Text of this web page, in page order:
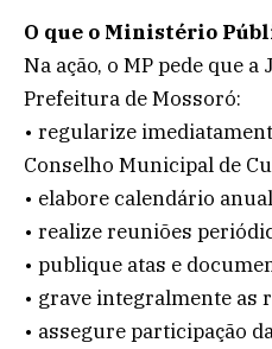
O que o Ministério
Na ação, o MP pede que
Prefeitura de Mossoró:
• regularize
Conselho Municipal de
• elabore calendário
• realize reuniões
• publique atas e
• grave integralmente as
• assegure participação